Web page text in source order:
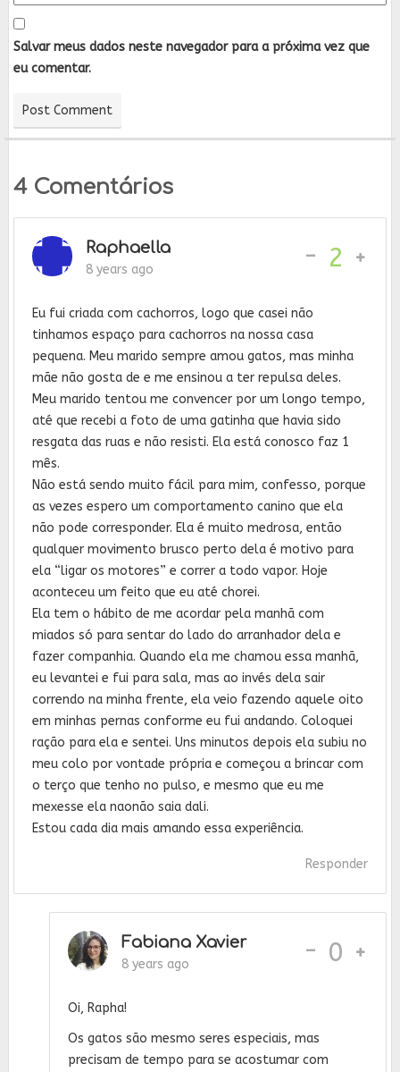
Salvar meus dados neste navegador para a próxima vez que
eu comentar.
4 Comentários
Raphaella
8 years ago - 2
Eu fui criada com cachorros, logo que casei não
tinhamos espaço para cachorros na nossa casa
pequena. Meu marido sempre amou gatos, mas minha
mãe não gosta de e me ensinou a ter repulsa deles.
Meu marido tentou me convencer por um longo tempo,
até que recebi a foto de uma gatinha que havia sido
resgata das ruas e não resisti. Ela está conosco faz 1
mês.
Não está sendo muito fácil para mim, confesso, porque
as vezes espero um comportamento canino que ela
não pode corresponder. Ela é muito medrosa, então
qualquer movimento brusco perto dela é motivo para
ela “ligar os motores” e correr a todo vapor. Hoje
aconteceu um feito que eu até chorei.
Ela tem o hábito de me acordar pela manhã com
miados só para sentar do lado do arranhador dela e
fazer companhia. Quando ela me chamou essa manhã,
eu levantei e fui para sala, mas ao invés dela sair
correndo na minha frente, ela veio fazendo aquele oito
em minhas pernas conforme eu fui andando. Coloquei
ração para ela e sentei. Uns minutos depois ela subiu no
meu colo por vontade própria e começou a brincar com
o terço que tenho no pulso, e mesmo que eu me
mexesse ela naonão saia dali.
Estou cada dia mais amando essa experiência.
Responder
Fabiana Xavier
8 years ago - 0
Oi, Rapha!
Os gatos são mesmo seres especiais, mas
precisam de tempo para se acostumar com